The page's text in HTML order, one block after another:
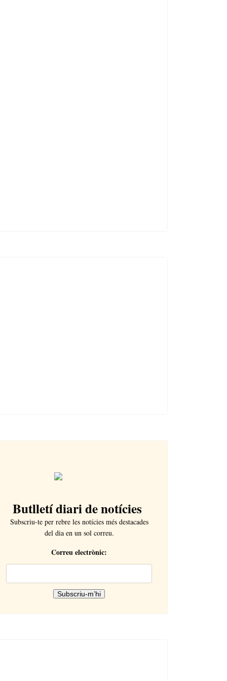
Butlletí diari de notícies
Subscriu-te per rebre les notícies més destacades
del dia en un sol correu.
Correu electrònic: